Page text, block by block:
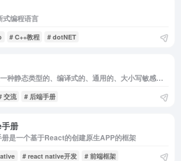
式编程语言
# C++教程 # dotNET
C++英文教程是一种静态类型的、编译式的、通用的、大小写敏感的、不规则的编程语言，支持过程化编程
交流 # 后端手册
册
是一个基于React的创建原生APP的框架
# react native开发 # 前端框架